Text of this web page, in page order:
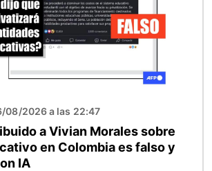
08/2026 a las 22:47
a Vivian Morales sobre
en Colombia es falso y
IA